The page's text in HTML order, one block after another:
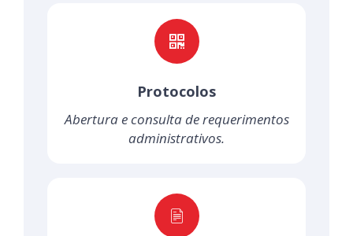
Protocolos
Abertura e consulta de requerimentos
administrativos.